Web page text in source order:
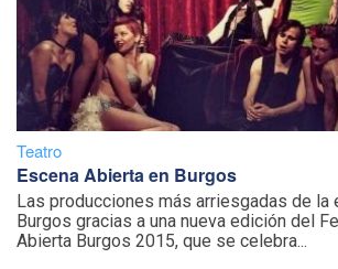
Teatro
Escena Abierta en Burgos
Las producciones más arriesgadas de la
Burgos gracias a una nueva edición del
Abierta Burgos 2015, que se celebra...